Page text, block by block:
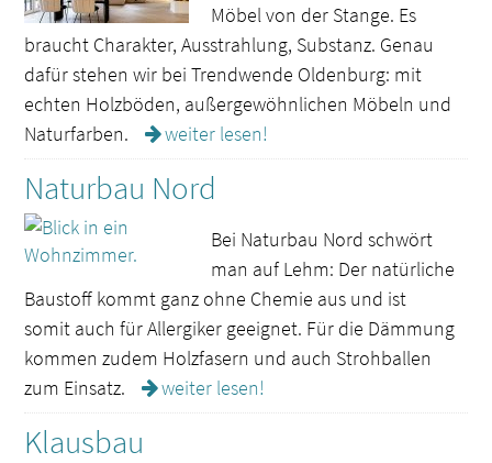
Möbel von der Stange. Es
braucht Charakter, Ausstrahlung, Substanz. Genau
dafür stehen wir bei Trendwende Oldenburg: mit
echten Holzböden, außergewöhnlichen Möbeln und
Naturfarben.
weiter lesen!
Naturbau Nord
Bei Naturbau Nord schwört
man auf Lehm: Der natürliche
Baustoff kommt ganz ohne Chemie aus und ist
somit auch für Allergiker geeignet. Für die Dämmung
kommen zudem Holzfasern und auch Strohballen
zum Einsatz.
weiter lesen!
Klausbau